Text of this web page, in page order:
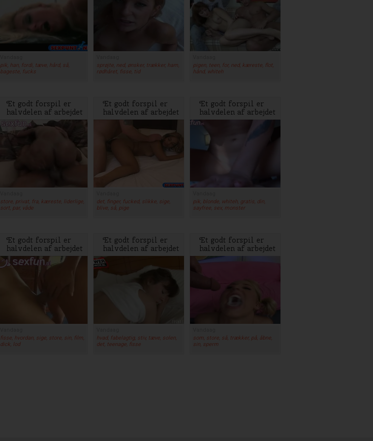
pik, han, fordi, tæve, hård, så,
bageste, fucks
sprøjte, ned, ønsker, trækker, ham,
rødhåret, fisse, tid
pigen, teen, for, ned, kæreste, flot,
hånd, whiteh
Et godt forspil er
halvdelen af arbejdet
store, privat, fra, kæreste, liderlige,
sort, par, våde
Et godt forspil er
halvdelen af arbejdet
det, finger, fucked, slikke, sige,
blive, så, pige
Et godt forspil er
halvdelen af arbejdet
pik, blonde, whiteh, gratis, din,
sayfree, sex, monster
Et godt forspil er
halvdelen af arbejdet
fisse, hvordan, sige, store, sin, film,
dick, lod
Et godt forspil er
halvdelen af arbejdet
hvad, fabelagtig, stiv, tæve, solen,
det, teenage, fisse
Et godt forspil er
halvdelen af arbejdet
som, store, så, trækker, på, åbne,
sin, sperm